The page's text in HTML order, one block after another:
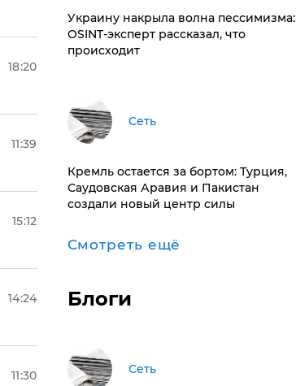
18:20
11:39
15:12
14:24
11:30
​Украину накрыла волна пессимизма:
OSINT-эксперт рассказал, что
происходит
Сеть
​Кремль остается за бортом: Турция,
Саудовская Аравия и Пакистан
создали новый центр силы
Смотреть ещё
Блоги
Сеть